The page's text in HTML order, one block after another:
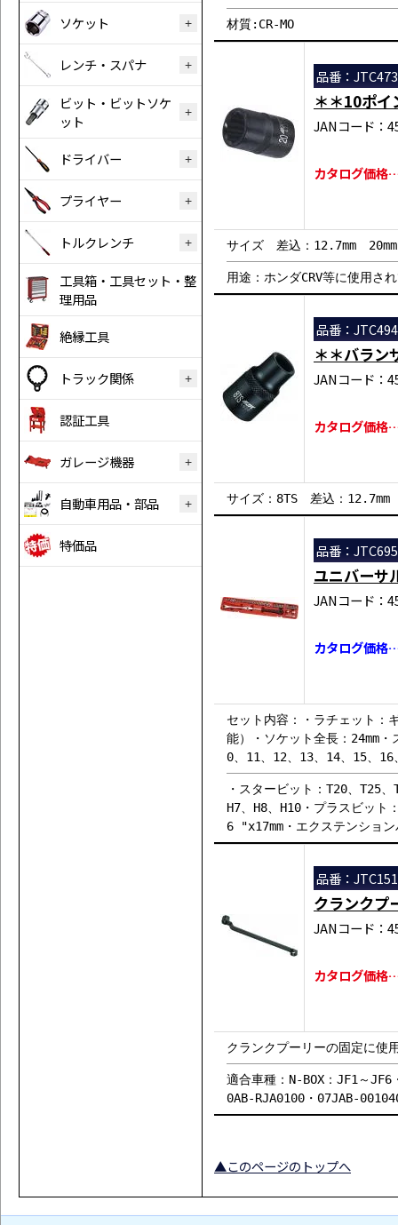
ソケット
レンチ・スパナ
ビット・ビットソケ
ット
ドライバー
プライヤー
トルクレンチ
工具箱・工具セット・整
理用品
絶縁工具
トラック関係
認証工具
ガレージ機器
自動車用品・部品
特価品
材質:CR-MO
品番：
＊＊10ポ
JANコード：
カタログ価格
サイズ 差込：12.7mm
用途：ホンダCRV等に使用さ
品番：
＊＊バラン
JANコード：
カタログ価格
サイズ：8TS 差込：12.7mm
品番：
ユニバーサ
JANコード：
カタログ価格
セット内容：・ラチェット：
能）・ソケット全長：24mm
0、11、12、13、14、15、16
・スタービット：T20、T25
H7、H8、H10・プラスビッ
6 "x17mm・エクステンション
品番：
クランクプ
JANコード：
カタログ価格
クランクプーリーの固定に
適合車種：N-BOX：JF1～
0AB-RJA0100・07JAB-
▲このページのトップへ